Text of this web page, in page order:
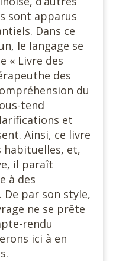
sont apparus
Dans ce
le langage se
« Livre des
des
du
tend
et
Ainsi, ce livre
habituelles, et,
il paraît
à des
De par son style,
ne se prête
rendu
ici à en